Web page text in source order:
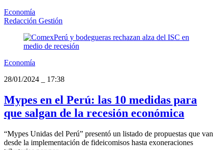
Economía
Redacción Gestión
Economía
28/01/2024
17:38
Mypes en el Perú: las 10 medidas para
que salgan de la recesión económica
“Mypes Unidas del Perú” presentó un listado de propuestas que van
desde la implementación de fideicomisos hasta exoneraciones